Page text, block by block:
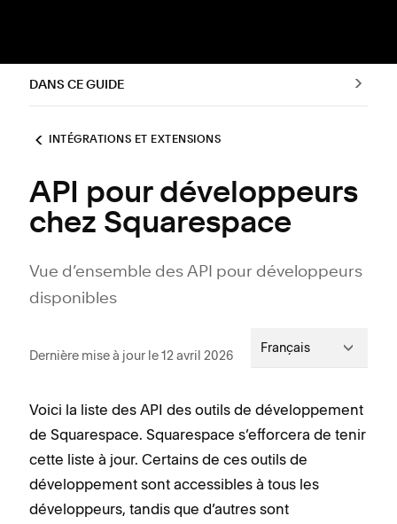
DANS CE GUIDE
INTÉGRATIONS ET EXTENSIONS
API pour développeurs
chez Squarespace
Vue d’ensemble des API pour développeurs
disponibles
Dernière mise à jour le 12 avril 2026 Français
Voici la liste des API des outils de développement
de Squarespace. Squarespace s’efforcera de tenir
cette liste à jour. Certains de ces outils de
développement sont accessibles à tous les
développeurs, tandis que d’autres sont